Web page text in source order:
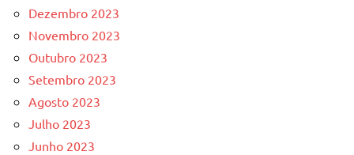
Dezembro 2023
Novembro 2023
Outubro 2023
Setembro 2023
Agosto 2023
Julho 2023
Junho 2023